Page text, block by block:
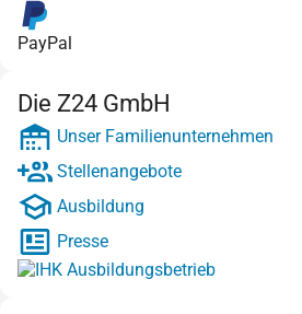
PayPal
Die Z24 GmbH
Unser Familienunternehmen
Stellenangebote
Ausbildung
Presse